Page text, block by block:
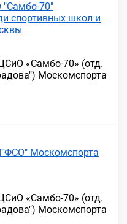
70"
спортивных школ и
«Самбо-70» (отд.
Москомспорта
Москомспорта
«Самбо-70» (отд.
Москомспорта